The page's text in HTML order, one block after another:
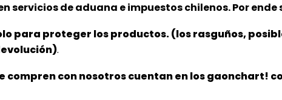
servicios de aduana e impuestos chilenos. Por ende
para proteger los productos. (los rasguños,
.
compren con nosotros cuentan en los gaonchart!